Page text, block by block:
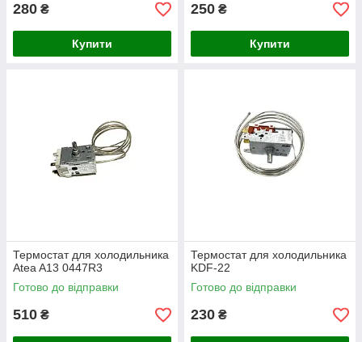
280 ₴
Купити
250 ₴
Купити
Термостат для холодильника
Atea A13 0447R3
Готово до відправки
510 ₴
Термостат для холодильника
KDF-22
Готово до відправки
230 ₴